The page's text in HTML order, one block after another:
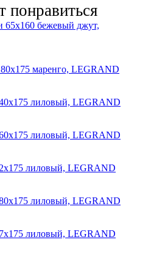
бежевый джут,
маренго, LEGRAND
лиловый, LEGRAND
лиловый, LEGRAND
лиловый, LEGRAND
лиловый, LEGRAND
лиловый, LEGRAND